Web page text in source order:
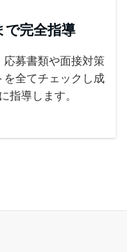
で完全指導
応募書類や面接対策
全てチェックし成
指導します。